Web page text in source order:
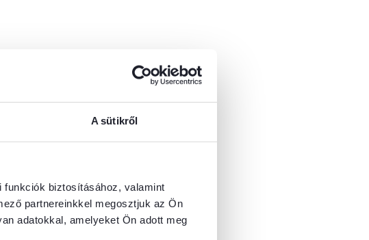
A sütikről
biztosításához, valamint
partnereinkkel megosztjuk az Ön
adatokkal, amelyeket Ön adott meg